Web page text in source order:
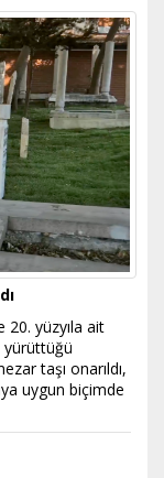
20. yüzyıla ait
yürüttüğü
taşı onarıldı,
uygun biçimde